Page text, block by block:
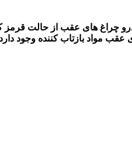
چراغ های عقب از حالت قرمز